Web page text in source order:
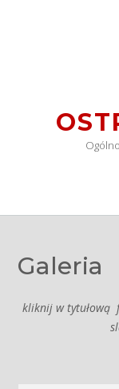
Galeria
kliknij w tytułową